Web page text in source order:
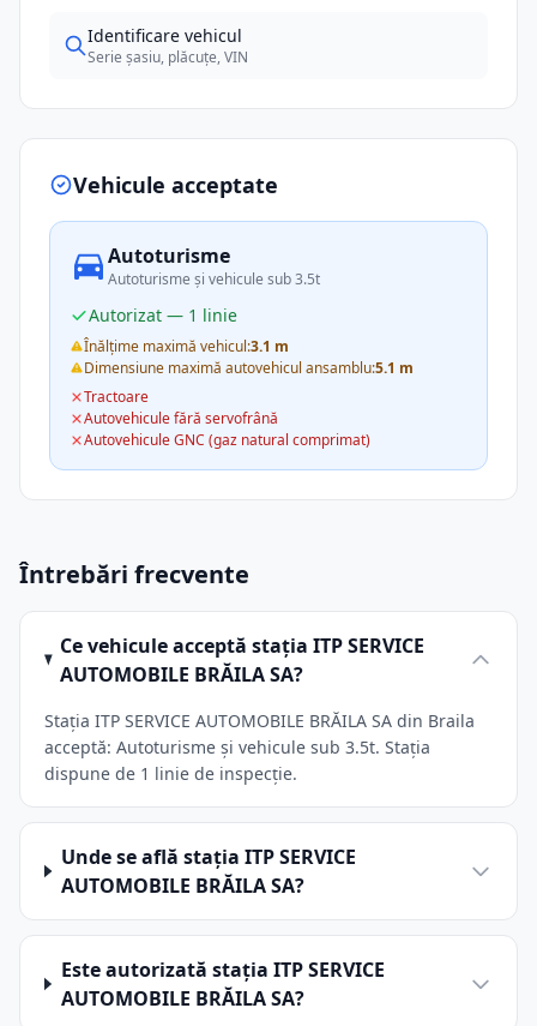
Identificare vehicul
Serie șasiu, plăcuțe, VIN
Vehicule acceptate
Autoturisme
Autoturisme și vehicule sub 3.5t
Autorizat — 1 linie
Înălțime maximă vehicul:3.1 m
Dimensiune maximă autovehicul ansamblu:5.1 m
Tractoare
Autovehicule fără servofrână
Autovehicule GNC (gaz natural comprimat)
Întrebări frecvente
Ce vehicule acceptă stația ITP SERVICE
AUTOMOBILE BRĂILA SA?
Stația ITP SERVICE AUTOMOBILE BRĂILA SA din Braila
acceptă: Autoturisme și vehicule sub 3.5t. Stația
dispune de 1 linie de inspecție.
Unde se află stația ITP SERVICE
AUTOMOBILE BRĂILA SA?
Este autorizată stația ITP SERVICE
AUTOMOBILE BRĂILA SA?